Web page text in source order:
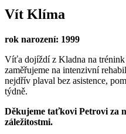
Vít Klíma
rok narození: 1999
Víťa dojíždí z Kladna na
zaměřujeme na intenzivní
nejdřív plaval bez asistence,
týdně.
Děkujeme taťkovi Petrovi za
záležitostmi.